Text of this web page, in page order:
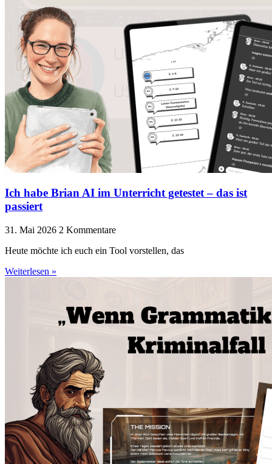
Ich habe Brian AI im Unterricht getestet – das ist
passiert
31. Mai 2026 2 Kommentare
Heute möchte ich euch ein Tool vorstellen, das
Weiterlesen »